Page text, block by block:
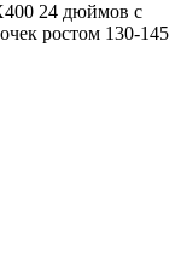
24 дюймов с
ростом 130-145